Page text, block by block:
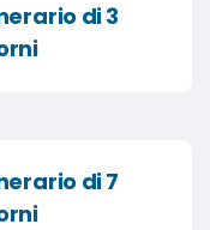
di 3
di 7